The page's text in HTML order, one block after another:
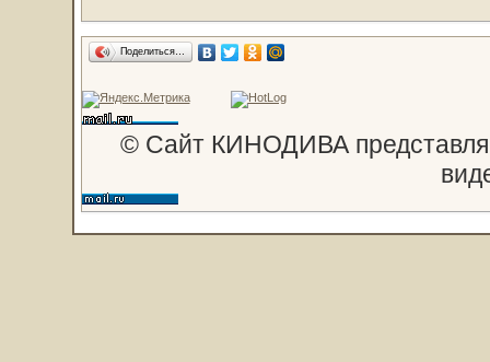
Поделиться…
© Сайт КИНОДИВА